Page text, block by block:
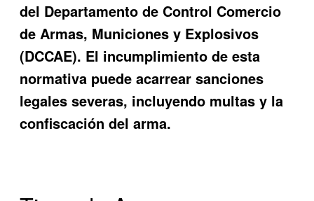
del Departamento de Control Comercio
de Armas, Municiones y Explosivos
(DCCAE). El incumplimiento de esta
normativa puede acarrear sanciones
legales severas, incluyendo multas y la
confiscación del arma.